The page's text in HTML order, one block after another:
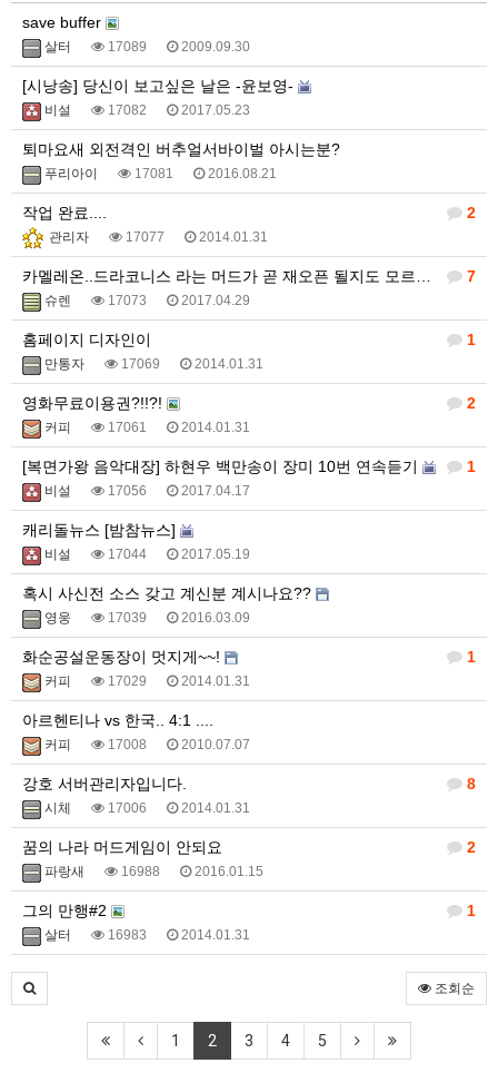
save buffer
살터 17089 2009.09.30
[시낭송] 당신이 보고싶은 날은 -윤보영-
비설 17082 2017.05.23
퇴마요새 외전격인 버추얼서바이벌 아시는분?
푸리아이 17081 2016.08.21
2
작업 완료....
관리자 17077 2014.01.31
7
카멜레온..드라코니스 라는 머드가 곧 재오픈 될지도 모르겠네요
슈렌 17073 2017.04.29
1
홈페이지 디자인이
만통자 17069 2014.01.31
2
영화무료이용권?!!?!
커피 17061 2014.01.31
1
[복면가왕 음악대장] 하현우 백만송이 장미 10번 연속듣기
비설 17056 2017.04.17
캐리돌뉴스 [밤참뉴스]
비설 17044 2017.05.19
혹시 사신전 소스 갖고 계신분 계시나요??
영웅 17039 2016.03.09
1
화순공설운동장이 멋지게~~!
커피 17029 2014.01.31
아르헨티나 vs 한국.. 4:1 ....
커피 17008 2010.07.07
8
강호 서버관리자입니다.
시체 17006 2014.01.31
2
꿈의 나라 머드게임이 안되요
파랑새 16988 2016.01.15
1
그의 만행#2
살터 16983 2014.01.31
조회순
1 2 3 4 5